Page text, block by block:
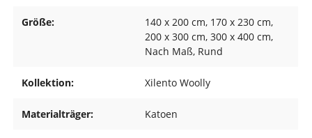
Größe: 140 x 200 cm, 170 x 230 cm,
200 x 300 cm, 300 x 400 cm,
Nach Maß, Rund
Kollektion: Xilento Woolly
Materialträger: Katoen